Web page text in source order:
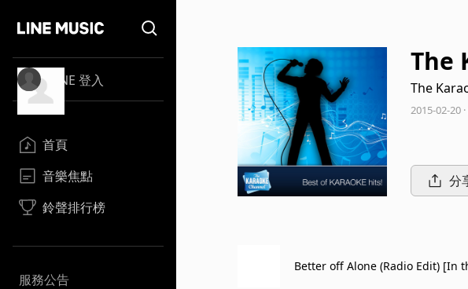
LINE 登入
首頁
音樂焦點
鈴聲排行榜
服務公告
The
o
The
2015-02-20
分
Better off Alone (Radio Edit) [In